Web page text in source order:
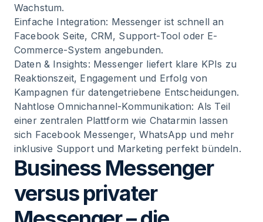
Wachstum.
Einfache Integration: Messenger ist schnell an
Facebook Seite, CRM, Support-Tool oder E-
Commerce-System angebunden.
Daten & Insights: Messenger liefert klare KPIs zu
Reaktionszeit, Engagement und Erfolg von
Kampagnen für datengetriebene Entscheidungen.
Nahtlose Omnichannel-Kommunikation: Als Teil
einer zentralen Plattform wie Chatarmin lassen
sich Facebook Messenger, WhatsApp und mehr
inklusive Support und Marketing perfekt bündeln.
Business Messenger
versus privater